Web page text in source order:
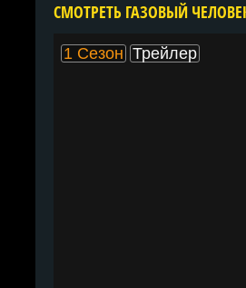
1 Сезон Трейлер